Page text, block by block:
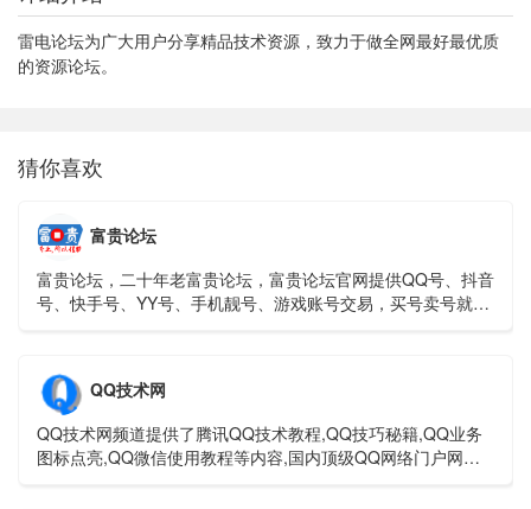
雷电论坛为广大用户分享精品技术资源，致力于做全网最好最优质
的资源论坛。
猜你喜欢
富贵论坛
富贵论坛，二十年老富贵论坛，富贵论坛官网提供QQ号、抖音
号、快手号、YY号、手机靓号、游戏账号交易，买号卖号就上
QQ技术网
QQ技术网频道提供了腾讯QQ技术教程,QQ技巧秘籍,QQ业务
图标点亮,QQ微信使用教程等内容,国内顶级QQ网络门户网